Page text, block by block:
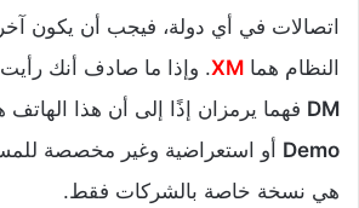
اتصالات في أي دولة، فيجب أن يكون
النظام هما XM. وإذا ما صادف أنك
DM فهما يرمزان إذًا إلى أن هذا
Demo أو استعراضية وغير مخصصة
هي نسخة خاصة بالشركات فقط.